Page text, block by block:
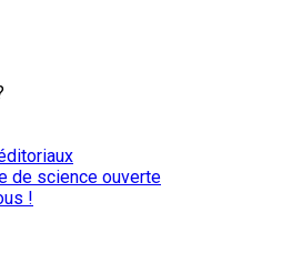
de science ouverte
!